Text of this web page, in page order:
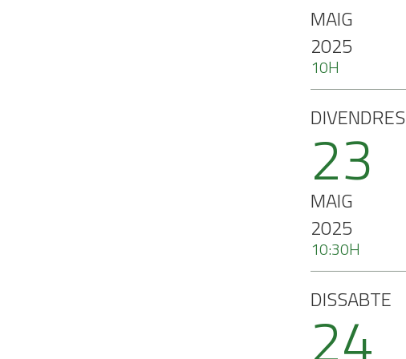
MAIG
2025
10H
DIVENDRES
23
MAIG
2025
10:30H
DISSABTE
24